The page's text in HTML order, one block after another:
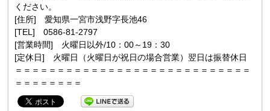
ください。
[住所] 愛知県一宮市浅野字長池46
[TEL] 0586-81-2797
[営業時間] 火曜日以外/10：00～19：30
[定休日] 火曜日（火曜日が祝日の場合営業）翌日は振替休日
＝＝＝＝＝＝＝＝＝＝＝＝＝＝＝＝＝＝＝＝＝＝＝＝＝＝＝＝
＝＝＝＝＝＝＝＝